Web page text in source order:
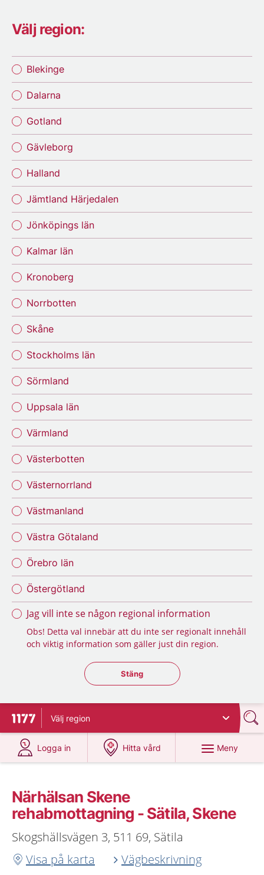
Välj region:
Blekinge
Dalarna
Gotland
Gävleborg
Halland
Jämtland Härjedalen
Jönköpings län
Kalmar län
Kronoberg
Norrbotten
Skåne
Stockholms län
Sörmland
Uppsala län
Värmland
Västerbotten
Västernorrland
Västmanland
Västra Götaland
Örebro län
Östergötland
Jag vill inte se någon regional information
Obs! Detta val innebär att du inte ser regionalt innehåll
och viktig information som gäller just din region.
Stäng regionsväljaren
Stäng
Till startsidan för 1177
Välj region
Logga in
på 1177.se
Hitta vård
på 1177.se
Meny
Närhälsan Skene
rehabmottagning - Sätila, Skene
Skogshällsvägen 3, 511 69, Sätila
Visa på karta
Vägbeskrivning